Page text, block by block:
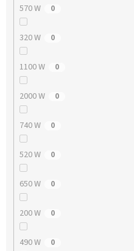
570 W 0
320 W 0
1100 W 0
2000 W 0
740 W 0
520 W 0
650 W 0
200 W 0
490 W 0